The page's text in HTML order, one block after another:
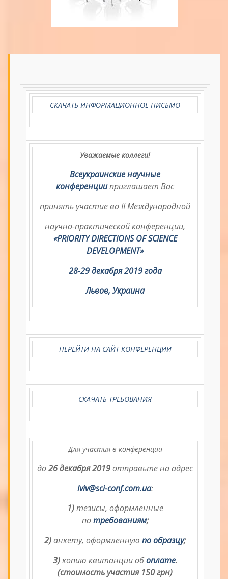
СКАЧАТЬ ИНФОРМАЦИОННОЕ ПИСЬМО
Уважаемые коллеги!
Всеукраинские научные
конференцииприглашает Вас
принять участие во II Международной
научно-практической конференции,
«PRIORITY DIRECTIONS OF SCIENCE
DEVELOPMENT»
28-29 декабря 2019 года
Львов, Украина
ПЕРЕЙТИ НА САЙТ КОНФЕРЕНЦИИ
СКАЧАТЬ ТРЕБОВАНИЯ
Для участия в конференции
до26 декабря 2019отправьте на адрес
lviv@sci-conf.com.ua:
1)тезисы, оформленные
потребованиям;
2)анкету, оформленную по образцу;
3)копию квитанции обоплате.
(стоимость участия 150 грн)